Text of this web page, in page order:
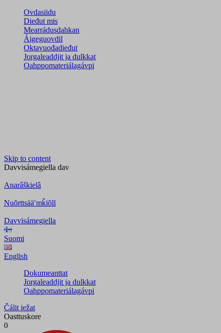
Ovdasiidu
Dieđut mis
Mearrádusdahkan
Áigeguovdil
Oktavuođadieđut
Jorgaleaddjit ja dulkkat
Oahppomateriálagávpi
Skip to content
Davvisámegiella dav
Anarâškielâ
Nuõrttsääʹmǩiõll
Davvisámegiella
Suomi
English
Dokumeanttat
Jorgaleaddjit ja dulkkat
Oahppomateriálagávpi
Čálit iežat
Oasttuskore
0